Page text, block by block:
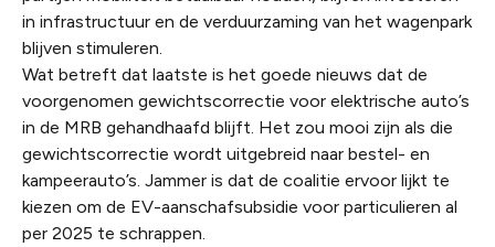
in infrastructuur en de verduurzaming van het wagenpark
blijven stimuleren.
Wat betreft dat laatste is het goede nieuws dat de
voorgenomen gewichtscorrectie voor elektrische auto’s
in de MRB gehandhaafd blijft. Het zou mooi zijn als die
gewichtscorrectie wordt uitgebreid naar bestel- en
kampeerauto’s. Jammer is dat de coalitie ervoor lijkt te
kiezen om de EV-aanschafsubsidie voor particulieren al
per 2025 te schrappen.